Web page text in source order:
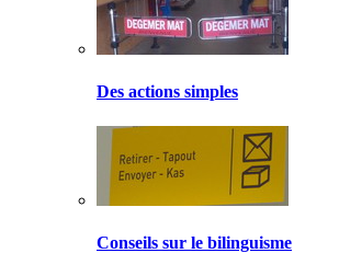
Des actions simples
Conseils sur le bilinguisme